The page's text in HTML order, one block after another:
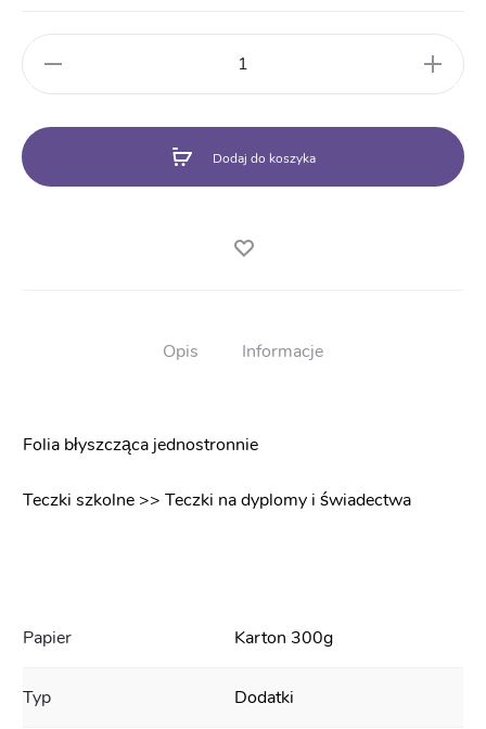
na
dyplomy
świadectwo
Dodaj do koszyka
Opis Informacje
Folia błyszcząca jednostronnie
Teczki szkolne >> Teczki na dyplomy i świadectwa
Papier Karton 300g
Typ Dodatki